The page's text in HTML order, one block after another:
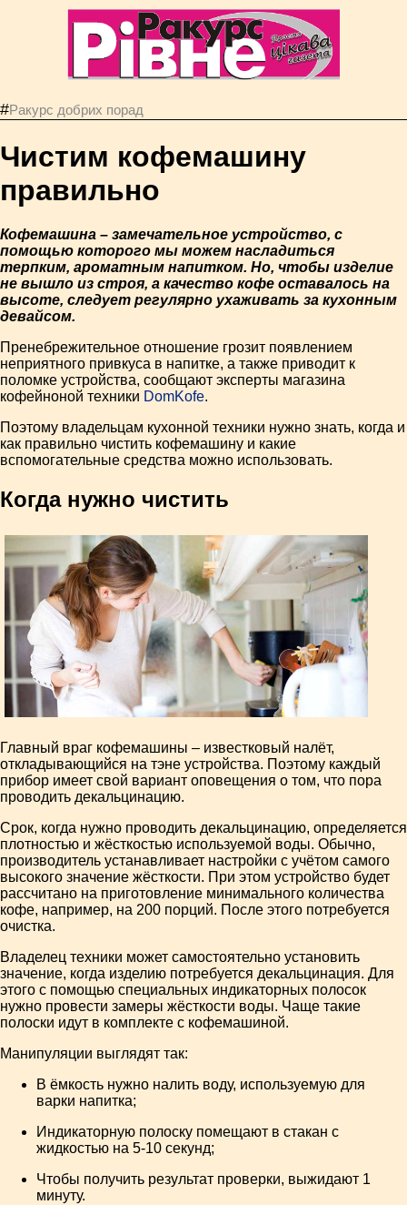
#Ракурс добрих порад
Чистим кофемашину
правильно
Кофемашина – замечательное устройство, с
помощью которого мы можем насладиться
терпким, ароматным напитком. Но, чтобы изделие
не вышло из строя, а качество кофе оставалось на
высоте, следует регулярно ухаживать за кухонным
девайсом.
Пренебрежительное отношение грозит появлением
неприятного привкуса в напитке, а также приводит к
поломке устройства, сообщают эксперты магазина
кофейноной техники DomKofe.
Поэтому владельцам кухонной техники нужно знать, когда и
как правильно чистить кофемашину и какие
вспомогательные средства можно использовать.
Когда нужно чистить
Главный враг кофемашины – известковый налёт,
откладывающийся на тэне устройства. Поэтому каждый
прибор имеет свой вариант оповещения о том, что пора
проводить декальцинацию.
Срок, когда нужно проводить декальцинацию, определяется
плотностью и жёсткостью используемой воды. Обычно,
производитель устанавливает настройки с учётом самого
высокого значение жёсткости. При этом устройство будет
рассчитано на приготовление минимального количества
кофе, например, на 200 порций. После этого потребуется
очистка.
Владелец техники может самостоятельно установить
значение, когда изделию потребуется декальцинация. Для
этого с помощью специальных индикаторных полосок
нужно провести замеры жёсткости воды. Чаще такие
полоски идут в комплекте с кофемашиной.
Манипуляции выглядят так:
В ёмкость нужно налить воду, используемую для
варки напитка;
Индикаторную полоску помещают в стакан с
жидкостью на 5-10 секунд;
Чтобы получить результат проверки, выжидают 1
минуту.